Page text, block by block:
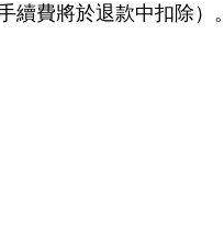
續費將於退款中扣除）。